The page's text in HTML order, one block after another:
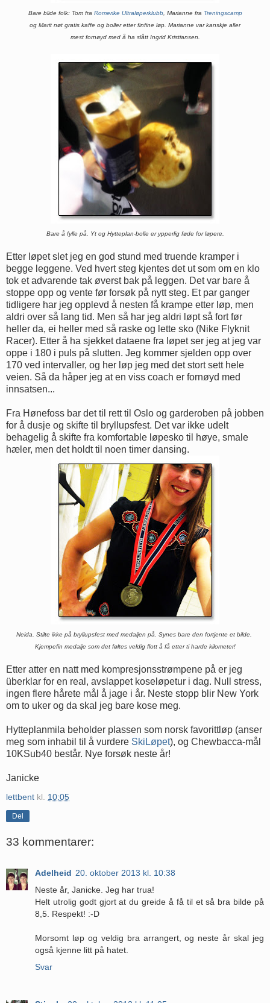
Bare blide folk: Tom fra Romerike Ultraløperklubb, Marianne fra Treningscamp
og Marit nøt gratis kaffe og bolleretter finfine løp. Marianne var kanskje aller
mest fornøyd med å ha slått Ingrid Kristiansen.
Bare å fylle på. Yt og Hytteplan-bolle er ypperlig føde for løpere.
Etter løpet slet jeg en god stund med truende kramper i
begge leggene. Ved hvert steg kjentes det ut som om en klo
tok et advarende tak øverst bak på leggen. Det var bare å
stoppe opp og vente før forsøk på nytt steg. Et par ganger
tidligere har jeg opplevd å nesten få krampe etter løp, men
aldri over så lang tid. Men så har jeg aldri løpt så fort før
heller da, ei heller med så raske og lette sko (Nike Flyknit
Racer). Etter å ha sjekket dataene fra løpet ser jeg at jeg var
oppe i 180 i puls på slutten. Jeg kommer sjelden opp over
170 ved intervaller, og her løp jeg med det stort sett hele
veien. Så da håper jeg at en viss coach er fornøyd med
innsatsen...
Fra Hønefoss bar det til rett til Oslo og garderoben på jobben
for å dusje og skifte til bryllupsfest. Det var ikke udelt
behagelig å skifte fra komfortable løpesko til høye, smale
hæler, men det holdt til noen timer dansing.
Neida. Stilte ikke på bryllupsfest med medaljen på. Synes bare den fortjente et bilde.
Kjempefin medalje som det føltes veldig flott å få etter ti harde kilometer!
Etter atter en natt med kompresjonsstrømpene på er jeg
überklar for en real, avslappet koseløpetur i dag. Null stress,
ingen flere hårete mål å jage i år. Neste stopp blir New York
om to uker og da skal jeg bare kose meg.
Hytteplanmila beholder plassen som norsk favorittløp (anser
meg som inhabil til å vurdere SkiLøpet), og Chewbacca-mål
10KSub40 består. Nye forsøk neste år!
Janicke
lettbent kl. 10:05
Del
33 kommentarer:
Adelheid 20. oktober 2013 kl. 10:38
Neste år, Janicke. Jeg har trua!
Helt utrolig godt gjort at du greide å få til et så bra bilde på
8,5. Respekt! :-D
Morsomt løp og veldig bra arrangert, og neste år skal jeg
også kjenne litt på hatet.
Svar